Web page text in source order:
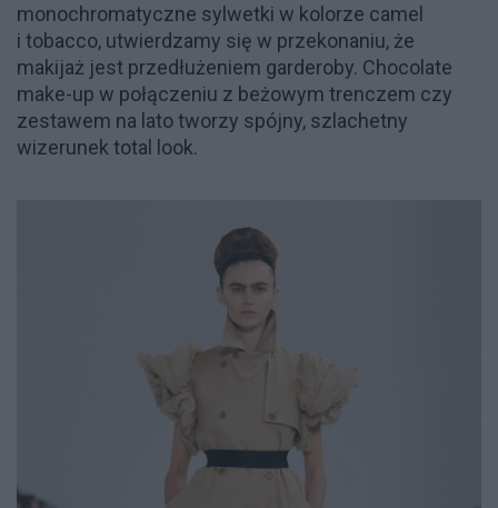
monochromatyczne sylwetki w kolorze camel
i tobacco, utwierdzamy się w przekonaniu, że
makijaż jest przedłużeniem garderoby. Chocolate
make-up w połączeniu z beżowym trenczem czy
zestawem na lato tworzy spójny, szlachetny
wizerunek total look.